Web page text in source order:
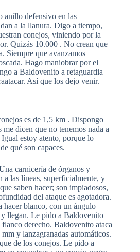
anillo defensivo en las
a la llanura. Digo a tiempo,
conejos, viniendo por la
Quizás 10.000 . No crean que
Siempre que avanzamos
Hago maniobrar por el
a Baldovenito a retaguardia
Así que los dejo venir.
es de 1,5 km . Dispongo
dicen que no tenemos nada a
estoy atento, porque lo
qué son capaces.
carnicería de órganos y
a las líneas, superficialmente, y
saben hacer; son impiadosos,
del ataque es agotadora.
hacer blanco, con un ángulo
llegan. Le pido a Baldovenito
derecho. Baldovenito ataca
y lanzagranadas automáticos.
de los conejos. Le pido a